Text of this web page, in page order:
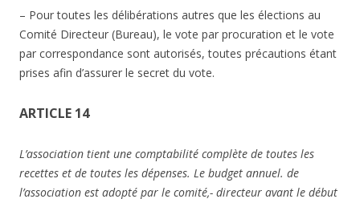
– Pour toutes les délibérations autres que les élections au
Comité Directeur (Bureau), le vote par procuration et le vote
par correspondance sont autorisés, toutes précautions étant
prises afin d’assurer le secret du vote.
ARTICLE 14
L’association tient une comptabilité complète de toutes les
recettes et de toutes les dépenses. Le budget annuel. de
l’association est adopté par le comité,- directeur avant le début